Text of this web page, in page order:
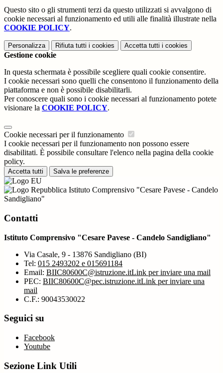
Questo sito o gli strumenti terzi da questo utilizzati si avvalgono di
cookie necessari al funzionamento ed utili alle finalità illustrate nella
COOKIE POLICY.
Personalizza Rifiuta tutti i cookies Accetta tutti i cookies
Gestione cookie
In questa schermata è possibile scegliere quali cookie consentire.
I cookie necessari sono quelli che consentono il funzionamento della
piattaforma e non è possibile disabilitarli.
Per conoscere quali sono i cookie necessari al funzionamento potete
visionare la COOKIE POLICY.
Cookie necessari per il funzionamento
I cookie necessari per il funzionamento non possono essere
disabilitati. È possibile consultare l'elenco nella pagina della cookie
policy.
Accetta tutti Salva le preferenze
Istituto Comprensivo "Cesare Pavese - Candelo
Sandigliano"
Contatti
Istituto Comprensivo "Cesare Pavese - Candelo Sandigliano"
Via Casale, 9 - 13876 Sandigliano (BI)
Tel: 015 2493202 e 015691184
Email: BIIC80600C@istruzione.itLink per inviare una mail
PEC: BIIC80600C@pec.istruzione.itLink per inviare una
mail
C.F.: 90043530022
Seguici su
Facebook
Youtube
Sezione Link Utili